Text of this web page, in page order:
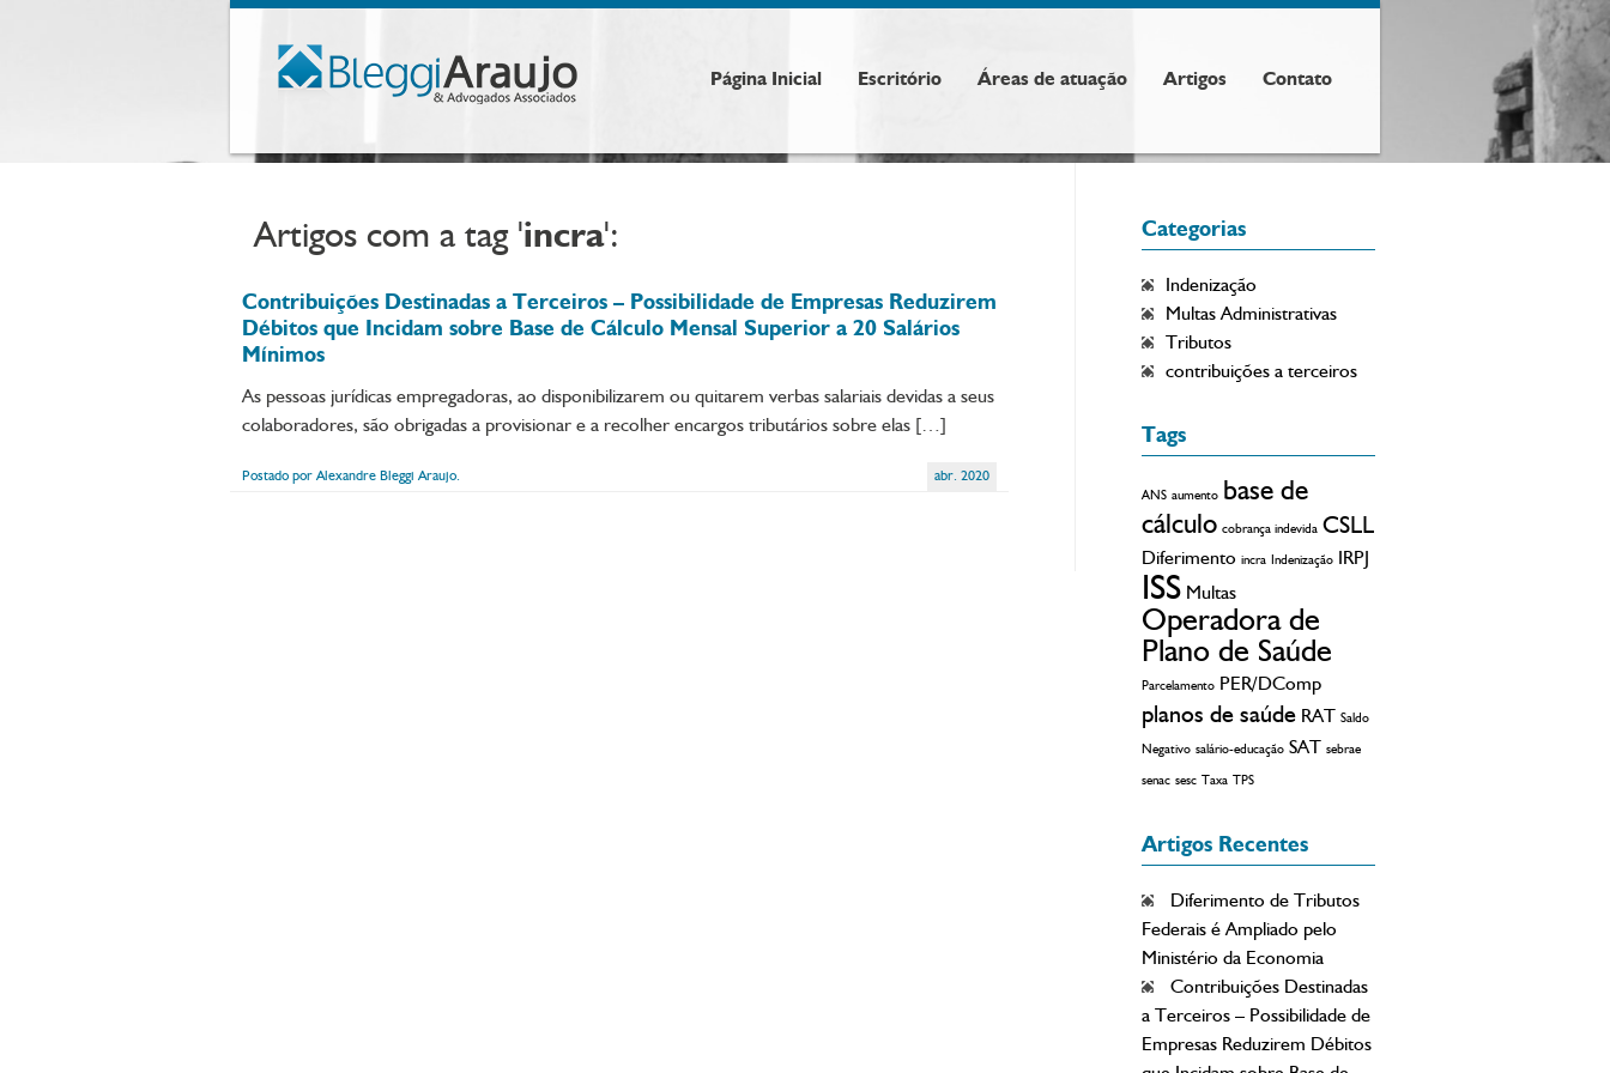
Página Inicial Escritório Áreas de atuação Artigos Contato
Artigos com a tag 'incra':
abr. 2020
Contribuições Destinadas a Terceiros – Possibilidade de Empresas Reduzirem
Débitos que Incidam sobre Base de Cálculo Mensal Superior a 20 Salários
Mínimos
As pessoas jurídicas empregadoras, ao disponibilizarem ou quitarem verbas salariais devidas a seus
colaboradores, são obrigadas a provisionar e a recolher encargos tributários sobre elas […]
Postado por Alexandre Bleggi Araujo.
Categorias
Indenização
Multas Administrativas
Tributos
contribuições a terceiros
Tags
ANS aumento base de
cálculo cobrança indevida CSLL
Diferimento incra Indenização IRPJ
ISS Multas
Operadora de
Plano de Saúde
Parcelamento PER/DComp
planos de saúde RAT Saldo
Negativo salário-educação SAT sebrae
senac sesc Taxa TPS
Artigos Recentes
Diferimento de Tributos
Federais é Ampliado pelo
Ministério da Economia
Contribuições Destinadas
a Terceiros – Possibilidade de
Empresas Reduzirem Débitos